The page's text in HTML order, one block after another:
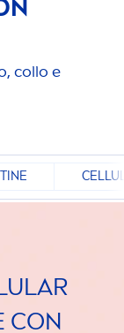
collo e
CON